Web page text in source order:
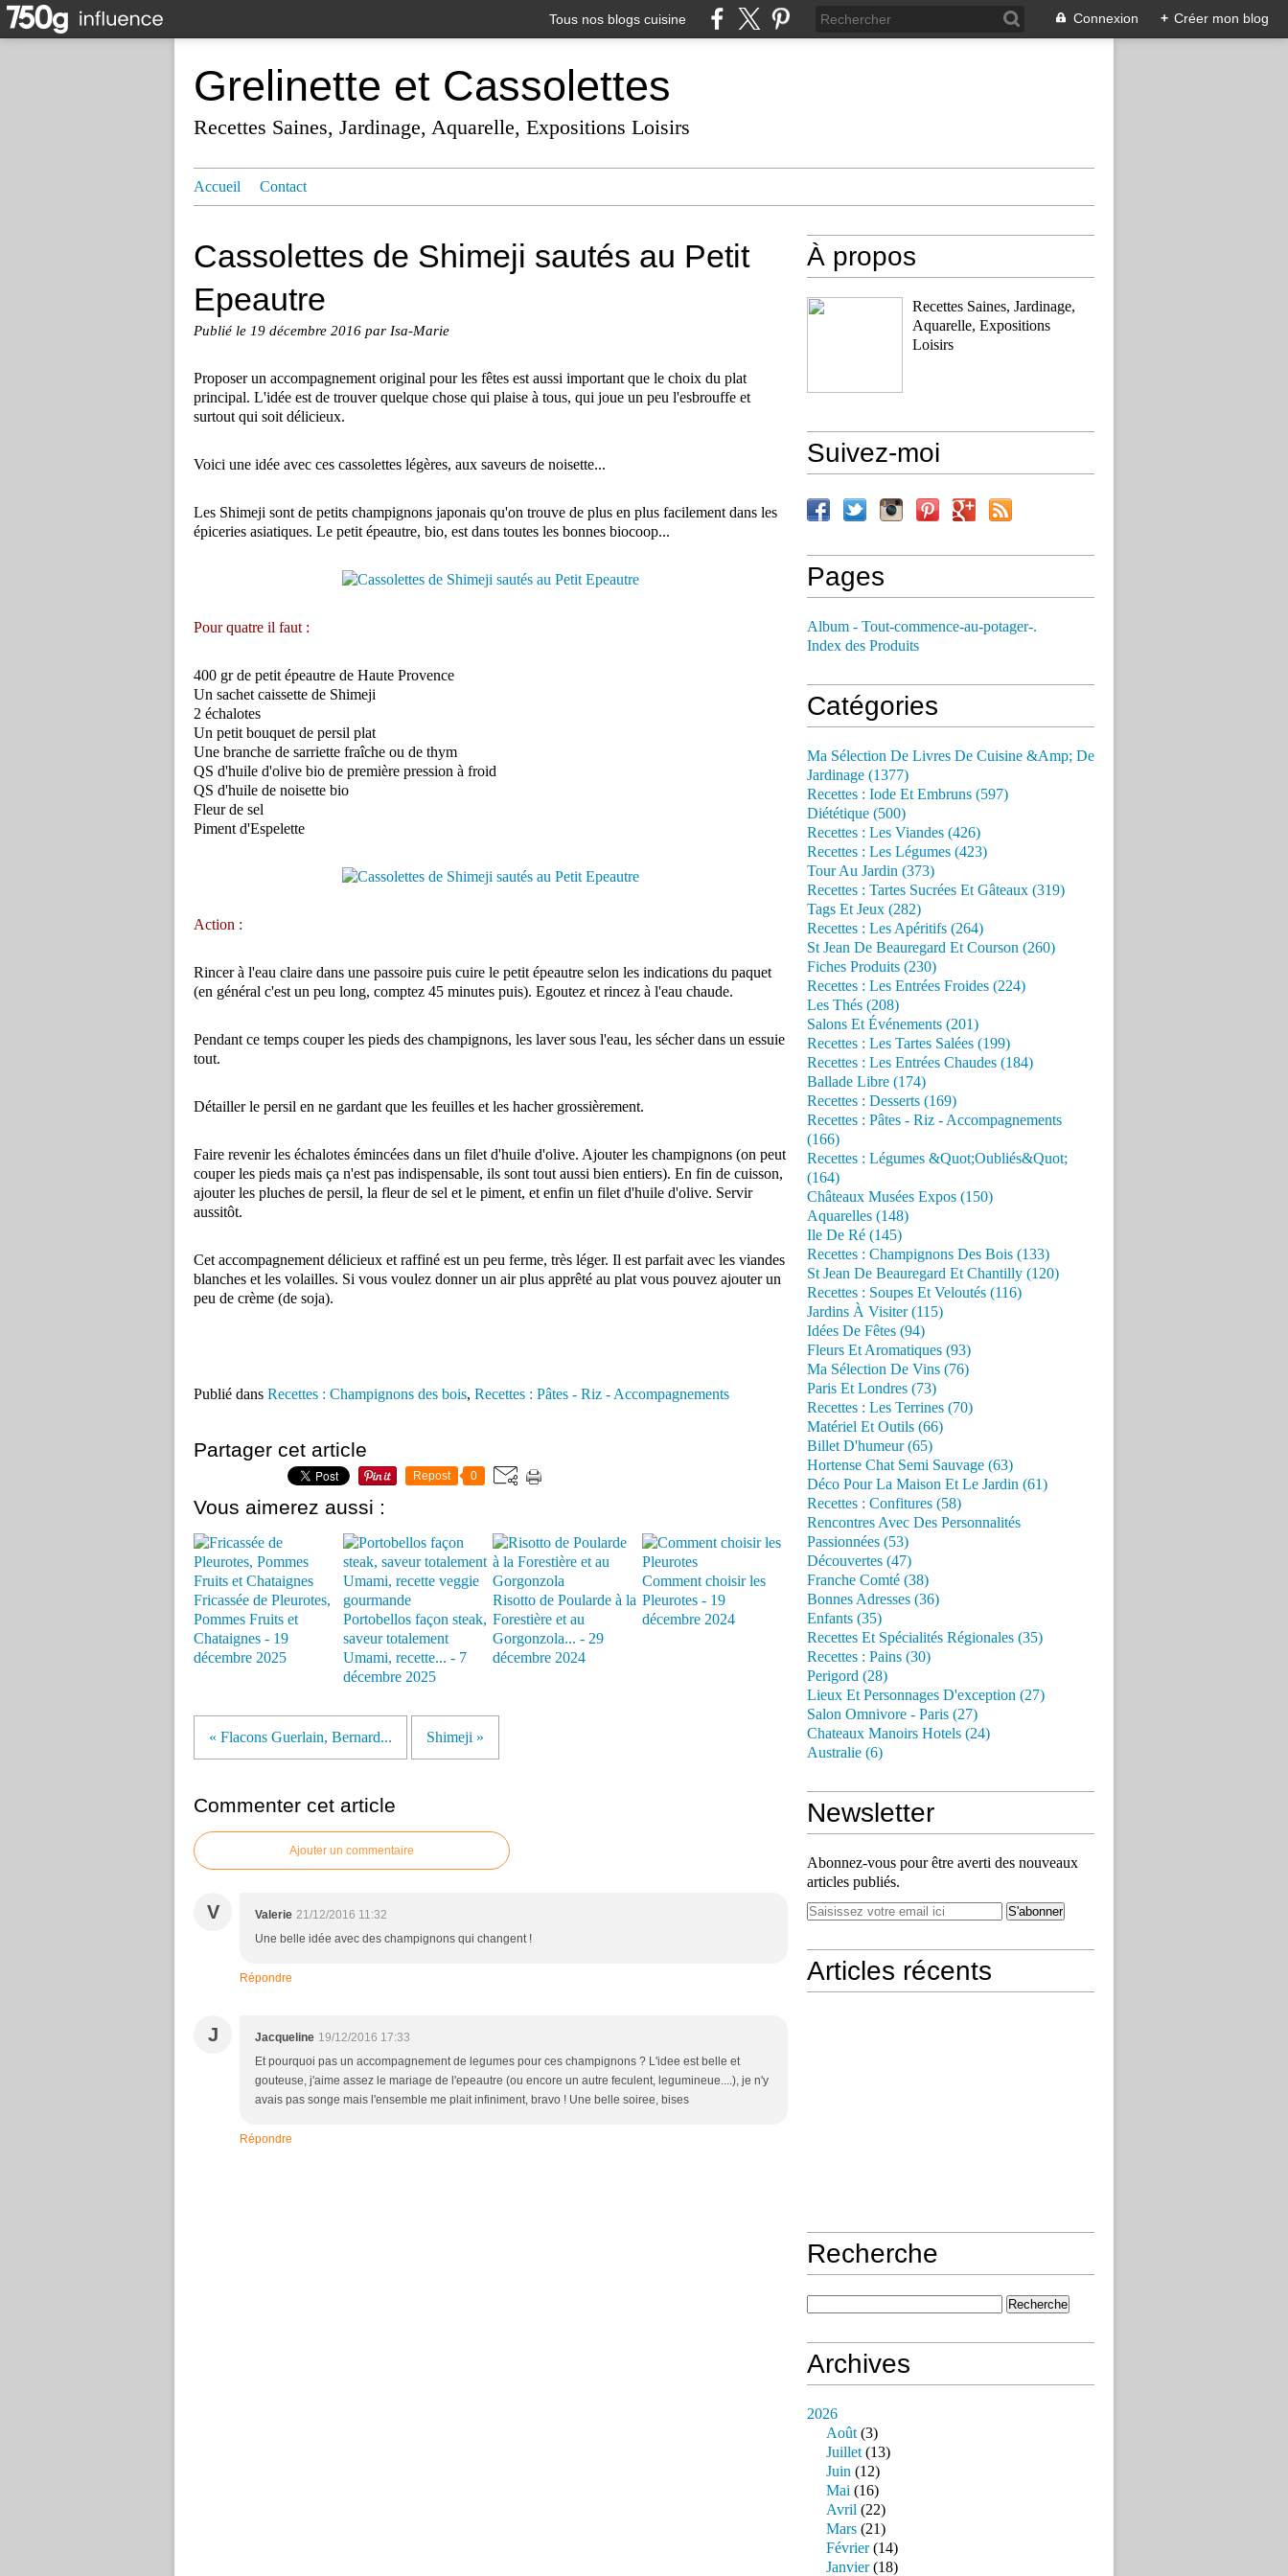
Tous nos blogs cuisine Connexion + Créer mon blog
Grelinette et Cassolettes
Recettes Saines, Jardinage, Aquarelle, Expositions Loisirs
Accueil Contact
Cassolettes de Shimeji sautés au Petit
Epeautre
Publié le 19 décembre 2016 par Isa-Marie
Proposer un accompagnement original pour les fêtes est aussi important que le choix du plat
principal. L'idée est de trouver quelque chose qui plaise à tous, qui joue un peu l'esbrouffe et
surtout qui soit délicieux.
Voici une idée avec ces cassolettes légères, aux saveurs de noisette...
Les Shimeji sont de petits champignons japonais qu'on trouve de plus en plus facilement dans les
épiceries asiatiques. Le petit épeautre, bio, est dans toutes les bonnes biocoop...
Pour quatre il faut :
400 gr de petit épeautre de Haute Provence
Un sachet caissette de Shimeji
2 échalotes
Un petit bouquet de persil plat
Une branche de sarriette fraîche ou de thym
QS d'huile d'olive bio de première pression à froid
QS d'huile de noisette bio
Fleur de sel
Piment d'Espelette
Action :
Rincer à l'eau claire dans une passoire puis cuire le petit épeautre selon les indications du paquet
(en général c'est un peu long, comptez 45 minutes puis). Egoutez et rincez à l'eau chaude.
Pendant ce temps couper les pieds des champignons, les laver sous l'eau, les sécher dans un essuie
tout.
Détailler le persil en ne gardant que les feuilles et les hacher grossièrement.
Faire revenir les échalotes émincées dans un filet d'huile d'olive. Ajouter les champignons (on peut
couper les pieds mais ça n'est pas indispensable, ils sont tout aussi bien entiers). En fin de cuisson,
ajouter les pluches de persil, la fleur de sel et le piment, et enfin un filet d'huile d'olive. Servir
aussitôt.
Cet accompagnement délicieux et raffiné est un peu ferme, très léger. Il est parfait avec les viandes
blanches et les volailles. Si vous voulez donner un air plus apprêté au plat vous pouvez ajouter un
peu de crème (de soja).
Publié dans Recettes : Champignons des bois, Recettes : Pâtes - Riz - Accompagnements
Partager cet article
Repost 0
Vous aimerez aussi :
Fricassée de Pleurotes,
Pommes Fruits et
Chataignes - 19
décembre 2025
Portobellos façon steak,
saveur totalement
Umami, recette... - 7
décembre 2025
Risotto de Poularde à la
Forestière et au
Gorgonzola... - 29
décembre 2024
Comment choisir les
Pleurotes - 19
décembre 2024
« Flacons Guerlain, Bernard... Shimeji »
Commenter cet article
Ajouter un commentaire
V Valerie 21/12/2016 11:32
Une belle idée avec des champignons qui changent !
Répondre
J Jacqueline 19/12/2016 17:33
Et pourquoi pas un accompagnement de legumes pour ces champignons ? L'idee est belle et
gouteuse, j'aime assez le mariage de l'epeautre (ou encore un autre feculent, legumineue....), je n'y
avais pas songe mais l'ensemble me plait infiniment, bravo ! Une belle soiree, bises
Répondre
À propos
Recettes Saines, Jardinage,
Aquarelle, Expositions
Loisirs
Suivez-moi
Pages
Album - Tout-commence-au-potager-.
Index des Produits
Catégories
Ma Sélection De Livres De Cuisine &Amp; De
Jardinage (1377)
Recettes : Iode Et Embruns (597)
Diététique (500)
Recettes : Les Viandes (426)
Recettes : Les Légumes (423)
Tour Au Jardin (373)
Recettes : Tartes Sucrées Et Gâteaux (319)
Tags Et Jeux (282)
Recettes : Les Apéritifs (264)
St Jean De Beauregard Et Courson (260)
Fiches Produits (230)
Recettes : Les Entrées Froides (224)
Les Thés (208)
Salons Et Événements (201)
Recettes : Les Tartes Salées (199)
Recettes : Les Entrées Chaudes (184)
Ballade Libre (174)
Recettes : Desserts (169)
Recettes : Pâtes - Riz - Accompagnements
(166)
Recettes : Légumes &Quot;Oubliés&Quot;
(164)
Châteaux Musées Expos (150)
Aquarelles (148)
Ile De Ré (145)
Recettes : Champignons Des Bois (133)
St Jean De Beauregard Et Chantilly (120)
Recettes : Soupes Et Veloutés (116)
Jardins À Visiter (115)
Idées De Fêtes (94)
Fleurs Et Aromatiques (93)
Ma Sélection De Vins (76)
Paris Et Londres (73)
Recettes : Les Terrines (70)
Matériel Et Outils (66)
Billet D'humeur (65)
Hortense Chat Semi Sauvage (63)
Déco Pour La Maison Et Le Jardin (61)
Recettes : Confitures (58)
Rencontres Avec Des Personnalités
Passionnées (53)
Découvertes (47)
Franche Comté (38)
Bonnes Adresses (36)
Enfants (35)
Recettes Et Spécialités Régionales (35)
Recettes : Pains (30)
Perigord (28)
Lieux Et Personnages D'exception (27)
Salon Omnivore - Paris (27)
Chateaux Manoirs Hotels (24)
Australie (6)
Newsletter
Abonnez-vous pour être averti des nouveaux
articles publiés.
Articles récents
Recherche
Archives
2026
Août(3)
Juillet(13)
Juin (12)
Mai (16)
Avril (22)
Mars (21)
Février(14)
Janvier(18)